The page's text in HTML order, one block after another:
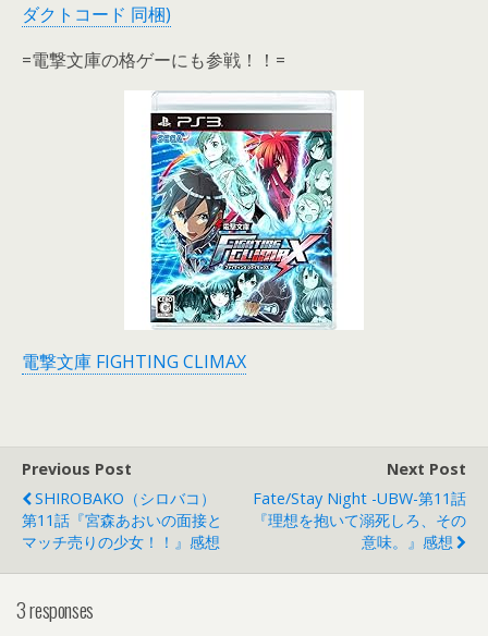
ダクトコード 同梱)
=電撃文庫の格ゲーにも参戦！！=
電撃文庫 FIGHTING CLIMAX
Previous Post
SHIROBAKO（シロバコ）
第11話『宮森あおいの面接と
マッチ売りの少女！！』感想
Next Post
Fate/stay Night -UBW-第11話
『理想を抱いて溺死しろ、その
意味。』感想
3 responses